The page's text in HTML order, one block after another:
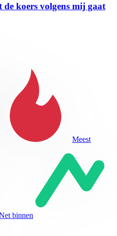
koers volgens mij gaat
Meest
binnen